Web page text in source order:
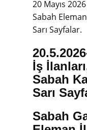
20 Mayıs
Sabah
Sarı Sayfalar.
İş
Sabah
Sarı
Sabah